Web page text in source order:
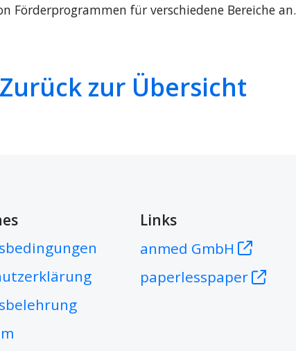
Förderprogrammen für verschiedene Bereiche an.
Zurück zur Übersicht
Links
anmed GmbH
paperlesspaper